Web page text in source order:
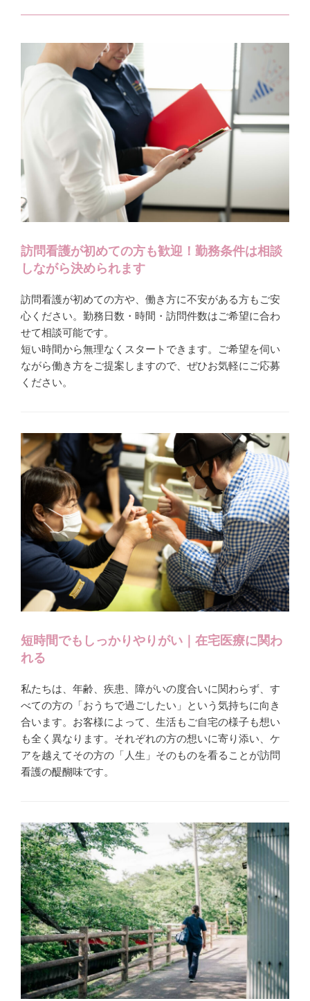
訪問看護が初めての方も歓迎！勤務条件は相談
しながら決められます
訪問看護が初めての方や、働き方に不安がある方もご安
心ください。勤務日数・時間・訪問件数はご希望に合わ
せて相談可能です。
短い時間から無理なくスタートできます。ご希望を伺い
ながら働き方をご提案しますので、ぜひお気軽にご応募
ください。
短時間でもしっかりやりがい｜在宅医療に関わ
れる
私たちは、年齢、疾患、障がいの度合いに関わらず、す
べての方の「おうちで過ごしたい」という気持ちに向き
合います。お客様によって、生活もご自宅の様子も想い
も全く異なります。それぞれの方の想いに寄り添い、ケ
アを越えてその方の「人生」そのものを看ることが訪問
看護の醍醐味です。